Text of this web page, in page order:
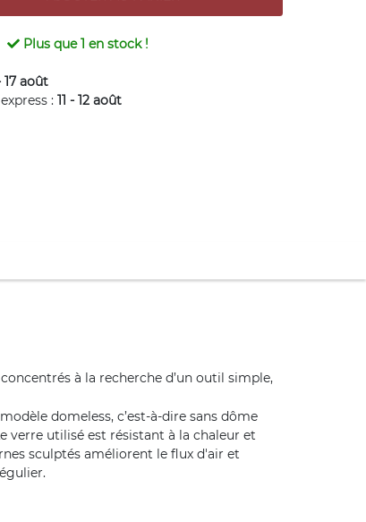
Plus que1 en stock !
17 août
:11 - 12 août
à la recherche d’un outil simple,
domeless, c’est-à-dire sans dôme
verre utilisé est résistant à la chaleur et
sculptés améliorent le flux d'air et